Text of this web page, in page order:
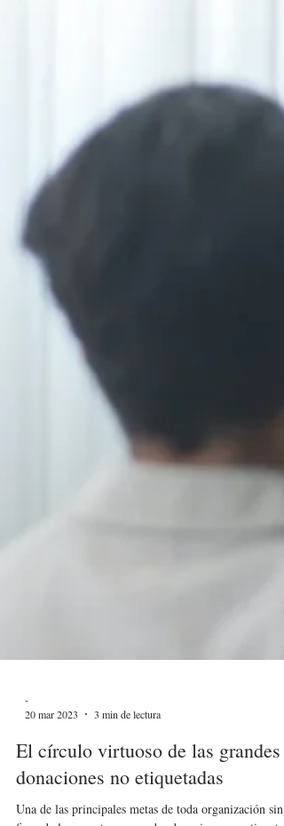
20 mar 2023
3 min de lectura
El círculo virtuoso de las grandes
donaciones no etiquetadas